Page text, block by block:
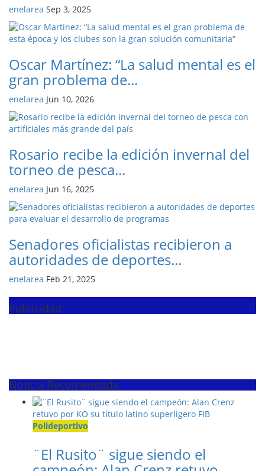
enelarea Sep 3, 2025
Oscar Martínez: “La salud mental es el
gran problema de...
enelarea Jun 10, 2026
Rosario recibe la edición invernal del
torneo de pesca...
enelarea Jun 16, 2025
Senadores oficialistas recibieron a
autoridades de deportes...
enelarea Feb 21, 2025
Publicidad
Noticia Recomendada
Polideportivo
¨El Rusito¨ sigue siendo el